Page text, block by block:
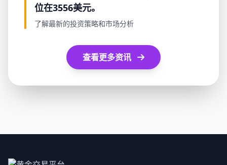
位在3556美元。
了解最新的投资策略和市场分析
查看更多资讯